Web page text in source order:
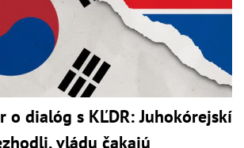
o dialóg s KĽDR: Juhokórejskí
vládu čakajú